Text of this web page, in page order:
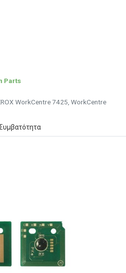
Parts
WorkCentre 7425, WorkCentre